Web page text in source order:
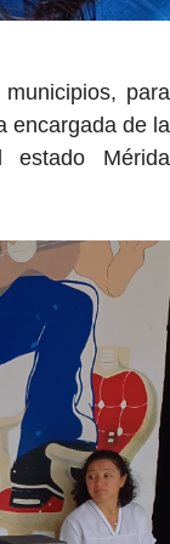
para
encargada de la
estado Mérida